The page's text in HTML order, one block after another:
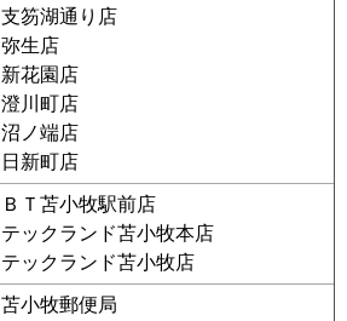
支笏湖通り店
弥生店
新花園店
澄川町店
沼ノ端店
日新町店
ＢＴ苫小牧駅前店
テックランド苫小牧本店
テックランド苫小牧店
苫小牧郵便局